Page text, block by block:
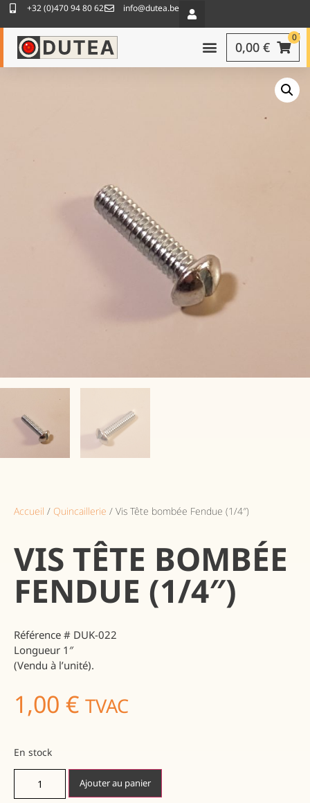
+32 (0)470 94 80 62 info@dutea.be
0
0,00 €
Accueil / Quincaillerie / Vis Tête bombée Fendue (1/4″)
VIS TÊTE BOMBÉE
FENDUE (1/4″)
Référence # DUK-022
Longueur 1″
(Vendu à l’unité).
1,00 € TVAC
En stock
Ajouter au panier